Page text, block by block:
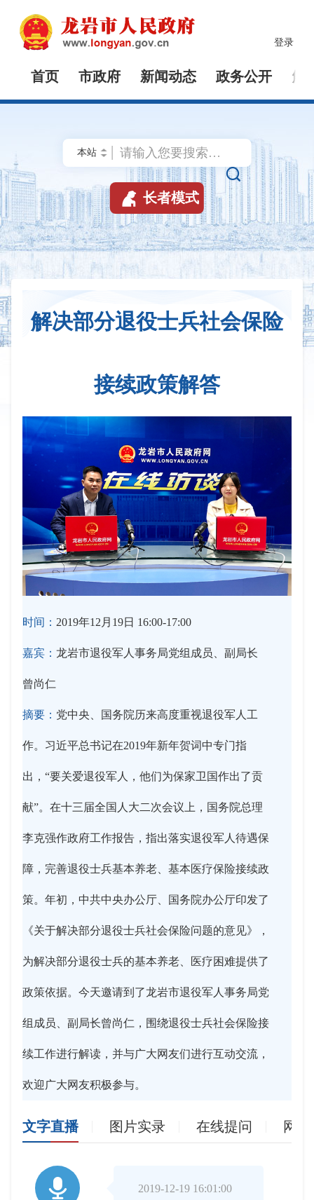
登录
首页 市政府 新闻动态 政务公开 解

 长者模式
解决部分退役士兵社会保险
接续政策解答
时间： 2019年12月19日 16:00-17:00
嘉宾： 龙岩市退役军人事务局党组成员、副局长
曾尚仁
摘要： 党中央、国务院历来高度重视退役军人工
作。习近平总书记在2019年新年贺词中专门指
出，“要关爱退役军人，他们为保家卫国作出了贡
献”。在十三届全国人大二次会议上，国务院总理
李克强作政府工作报告，指出落实退役军人待遇保
障，完善退役士兵基本养老、基本医疗保险接续政
策。年初，中共中央办公厅、国务院办公厅印发了
《关于解决部分退役士兵社会保险问题的意见》，
为解决部分退役士兵的基本养老、医疗困难提供了
政策依据。今天邀请到了龙岩市退役军人事务局党
组成员、副局长曾尚仁，围绕退役士兵社会保险接
续工作进行解读，并与广大网友们进行互动交流，
欢迎广大网友积极参与。
文字直播 图片实录 在线提问 网

2019-12-19 16:01:00